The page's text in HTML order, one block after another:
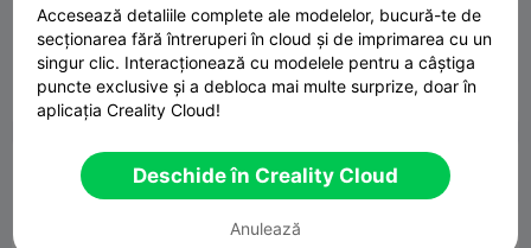
Articulated goose
8.34MB Model 3D înrudit
 Raport
cometariu
Accesează detaliile complete ale modelelor, bucură-te de
secționarea fără întreruperi în cloud și de imprimarea cu un
singur clic. Interacționează cu modelele pentru a câștiga
puncte exclusive și a debloca mai multe surprize, doar în
aplicația Creality Cloud!
Deschide în Creality Cloud
Anulează